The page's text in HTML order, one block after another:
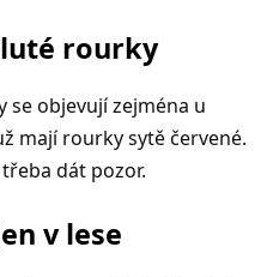
rourky
se objevují zejména u
mají rourky sytě červené.
dát pozor.
v lese